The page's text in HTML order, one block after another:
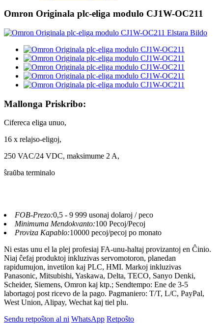
Omron Originala plc-eliga modulo CJ1W-OC211
Mallonga Priskribo:
Cifereca eliga unuo,
16 x relajso-eligoj,
250 VAC/24 VDC, maksimume 2 A,
ŝraŭba terminalo
FOB-Prezo:0,5 - 9 999 usonaj dolaroj / peco
Minimuma Mendokvanto:100 Pecoj/Pecoj
Proviza Kapablo:10000 pecoj/pecoj po monato
Ni estas unu el la plej profesiaj FA-unu-haltaj provizantoj en Ĉinio.
Niaj ĉefaj produktoj inkluzivas servomotoron, planedan
rapidumujon, invetilon kaj PLC, HMI. Markoj inkluzivas
Panasonic, Mitsubishi, Yaskawa, Delta, TECO, Sanyo Denki,
Scheider, Siemens, Omron kaj ktp.; Sendtempo: Ene de 3-5
labortagoj post ricevo de la pago. Pagmaniero: T/T, L/C, PayPal,
West Union, Alipay, Wechat kaj tiel plu.
Sendu retpoŝton al ni WhatsApp Retpoŝto